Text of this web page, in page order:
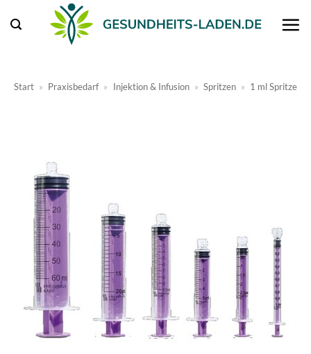
Inhalt
Start » Praxisbedarf » Injektion & Infusion » Spritzen » 1 ml Spritze